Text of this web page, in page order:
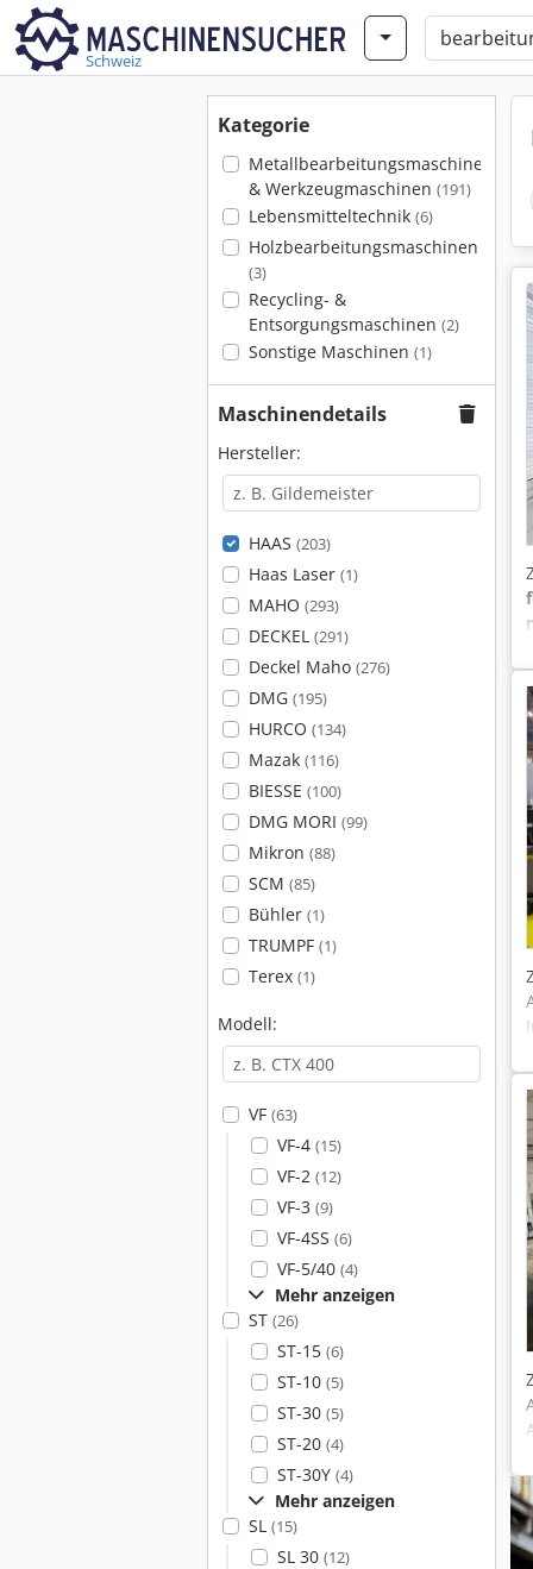
Schweiz
Kategorie
Metallbearbeitungsmaschinen
& Werkzeugmaschinen (191)
Lebensmitteltechnik (6)
Holzbearbeitungsmaschinen
(3)
Recycling- &
Entsorgungsmaschinen (2)
Sonstige Maschinen (1)
Maschinendetails
Hersteller:
HAAS (203)
Haas Laser (1)
MAHO (293)
DECKEL (291)
Deckel Maho (276)
DMG (195)
HURCO (134)
Mazak (116)
BIESSE (100)
DMG MORI (99)
Mikron (88)
SCM (85)
Bühler (1)
TRUMPF (1)
Terex (1)
Modell:
VF (63)
VF-4 (15)
VF-2 (12)
VF-3 (9)
VF-4SS (6)
VF-5/40 (4)
Mehr anzeigen
ST (26)
ST-15 (6)
ST-10 (5)
ST-30 (5)
ST-20 (4)
ST-30Y (4)
Mehr anzeigen
SL (15)
SL 30 (12)